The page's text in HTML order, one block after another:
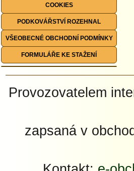
COOKIES
PODKOVÁŘSTVÍ ROZEHNAL
VŠEOBECNÉ OBCHODNÍ PODMÍNKY
FORMULÁŘE KE STAŽENÍ
Provozovatelem
zapsaná v